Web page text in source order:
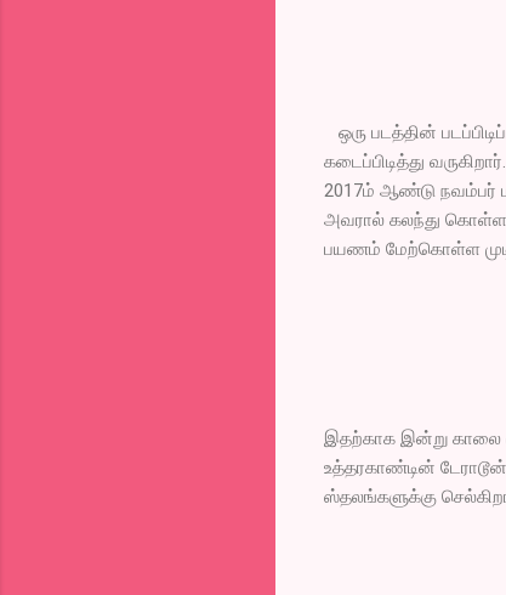
ஒரு படத்தின்
கடைப்பிடித்து
2017ம் ஆண்டு நவம்பர்
அவரால் கலந்து கொள்ள
பயணம் மேற்கொள்ள
இதற்காக இன்று காலை
உத்தரகாண்டின்
ஸ்தலங்களுக்கு